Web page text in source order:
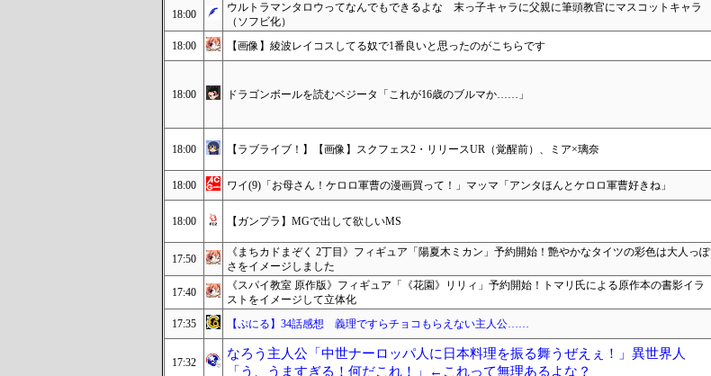
18:00
ウルトラマンタロウってなんでもできるよな 末っ子キャラに父親に筆頭教官にマスコットキャラ
（ソフビ化）
18:00 【画像】綾波レイコスしてる奴で1番良いと思ったのがこちらです
18:00 ドラゴンボールを読むベジータ「これが16歳のブルマか……」
18:00 【ラブライブ！】【画像】スクフェス2・リリースUR（覚醒前）、ミア×璃奈
18:00 ワイ(9)「お母さん！ケロロ軍曹の漫画買って！」マッマ「アンタほんとケロロ軍曹好きね」
18:00 【ガンプラ】MGで出して欲しいMS
17:50
《まちカドまぞく 2丁目》フィギュア「陽夏木ミカン」予約開始！艶やかなタイツの彩色は大人っぽ
さをイメージしました
17:40
《スパイ教室 原作版》フィギュア「《花園》リリィ」予約開始！トマリ氏による原作本の書影イラ
ストをイメージして立体化
17:35 【ぷにる】34話感想 義理ですらチョコもらえない主人公……
17:32
なろう主人公「中世ナーロッパ人に日本料理を振る舞うぜえぇ！」異世界人
「う、うますぎる！何だこれ！」←これって無理あるよな？